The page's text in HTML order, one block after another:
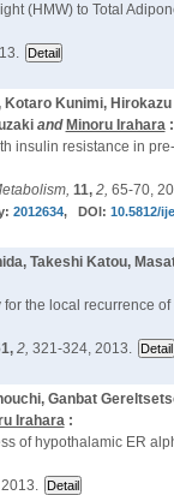
(HMW) to Total
Kunimi,
and Minoru Irahara:
insulin resistance in
11, 2, 65-70,
2012634, DOI: 10.5812/
Takeshi Katou,
the local recurrence
2, 321-324, 2013.
Ganbat
Irahara:
of hypothalamic ER